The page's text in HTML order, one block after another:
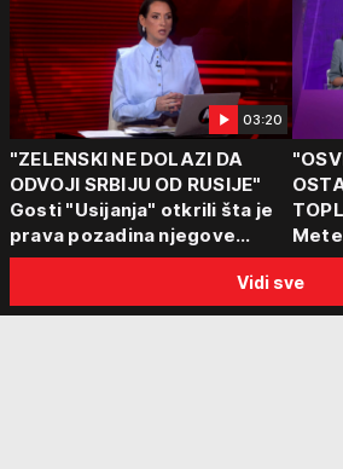
03:20
"ZELENSKI NE DOLAZI DA
ODVOJI SRBIJU OD RUSIJE"
Gosti "Usijanja" otkrili šta je
prava pozadina njegove
posete Beogradu
kraja
Vidi sve